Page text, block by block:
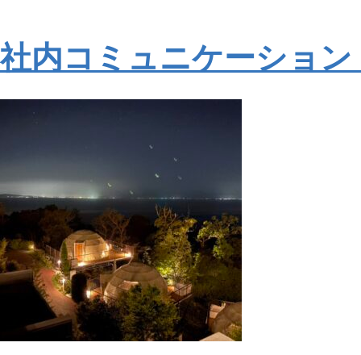
社内コミュニケーション